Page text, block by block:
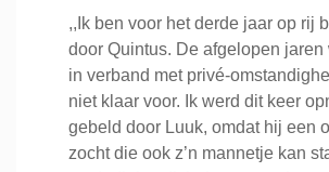
,,Ik ben voor het derde jaar op rij
door Quintus. De afgelopen jaren
in verband met privé-
niet klaar voor. Ik werd dit keer
gebeld door Luuk, omdat hij een
zocht die ook z’n mannetje kan